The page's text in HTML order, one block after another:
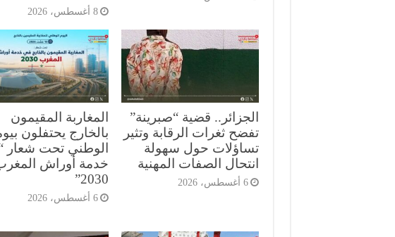
8 أغسطس، 2026
الجزائر.. قضية “صبرينة”
تفضح ثغرات الرقابة وتثير
تساؤلات حول سهولة
انتحال الصفات المهنية
6 أغسطس، 2026
المغاربة المقيمون
بالخارج يحتفلون
الوطني تحت شعار
خدمة أوراش
2030”
6 أغسطس، 2026